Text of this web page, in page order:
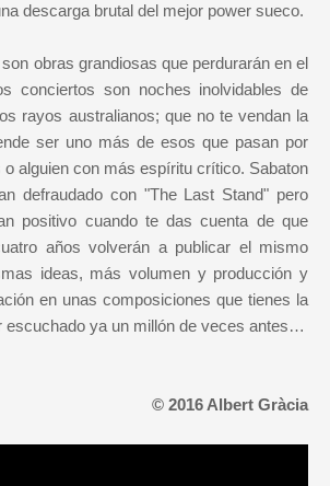
descarga brutal del mejor power sueco.
obras grandiosas que perdurarán en el
conciertos son noches inolvidables de
rayos australianos; que no te vendan la
ser uno más de esos que pasan por
alguien con más espíritu crítico. Sabaton
defraudado con "The Last Stand" pero
positivo cuando te das cuenta de que
años volverán a publicar el mismo
ideas, más volumen y producción y
en unas composiciones que tienes la
escuchado ya un millón de veces antes…
© 2016 Albert Gràcia